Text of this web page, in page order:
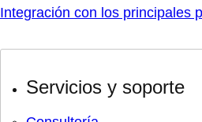
Integración con los principales
Servicios y soporte